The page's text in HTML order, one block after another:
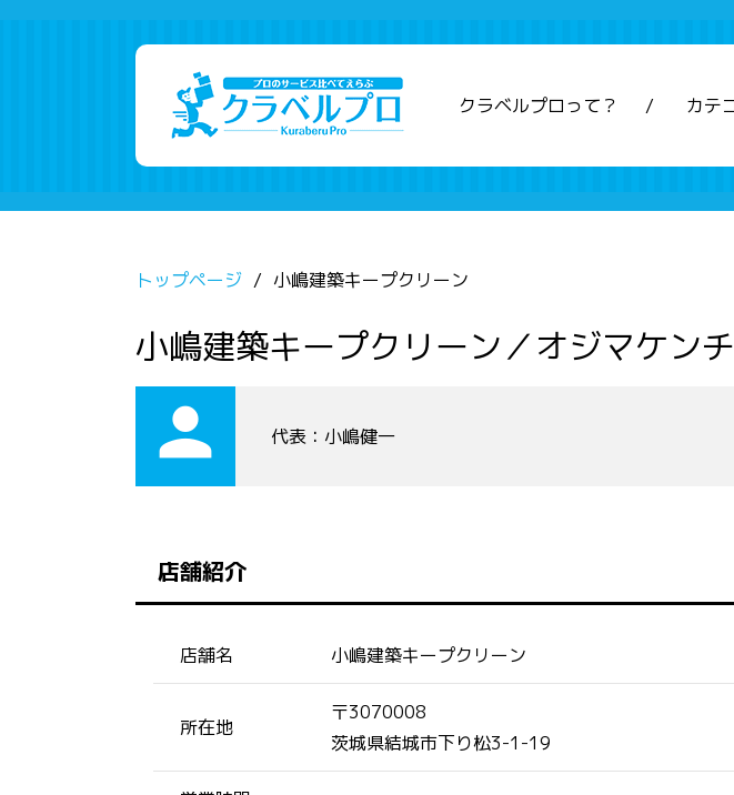
クラベルプロって？ カテ
トップページ 小嶋建築キープクリーン
小嶋建築キープクリーン／オジマケン
person 代表：小嶋健一
店舗紹介
店舗名 小嶋建築キープクリーン
所在地
〒3070008
茨城県結城市下り松3-1-19